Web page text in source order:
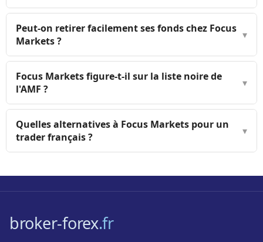
Peut-on retirer facilement ses fonds chez Focus
Markets ?
▾
Focus Markets figure-t-il sur la liste noire de
l'AMF ?
▾
Quelles alternatives à Focus Markets pour un
trader français ?
▾
broker-forex.fr